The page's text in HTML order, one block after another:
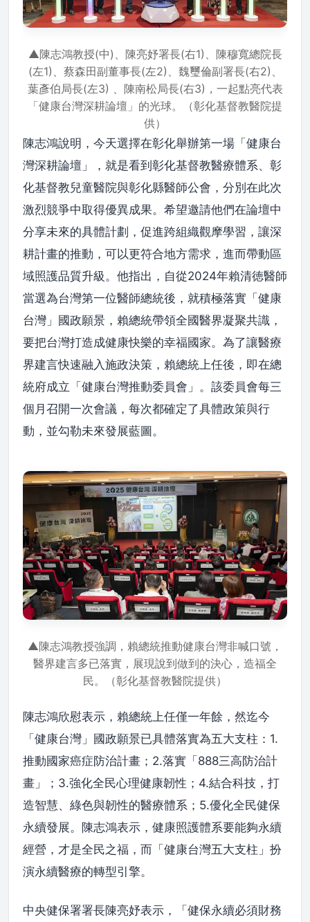
▲陳志鴻教授(中)、陳亮妤署長(右1)、陳穆寬總院長
(左1)、蔡森田副董事長(左2)、魏璽倫副署長(右2)、
葉彥伯局長(左3) 、陳南松局長(右3)，一起點亮代表
「健康台灣深耕論壇」的光球。（彰化基督教醫院提
供）
陳志鴻說明，今天選擇在彰化舉辦第一場「健康台
灣深耕論壇」，就是看到彰化基督教醫療體系、彰
化基督教兒童醫院與彰化縣醫師公會，分別在此次
激烈競爭中取得優異成果。希望邀請他們在論壇中
分享未來的具體計劃，促進跨組織觀摩學習，讓深
耕計畫的推動，可以更符合地方需求，進而帶動區
域照護品質升級。他指出，自從2024年賴清徳醫師
當選為台灣第一位醫師總統後，就積極落實「健康
台灣」國政願景，賴總統帶領全國醫界凝聚共識，
要把台灣打造成健康快樂的幸福國家。為了讓醫療
界建言快速融入施政決策，賴總統上任後，即在總
統府成立「健康台灣推動委員會」。該委員會每三
個月召開一次會議，每次都確定了具體政策與行
動，並勾勒未來發展藍圖。
▲陳志鴻教授強調，賴總統推動健康台灣非喊口號，
醫界建言多已落實，展現說到做到的決心，造福全
民。（彰化基督教醫院提供）
陳志鴻欣慰表示，賴總統上任僅一年餘，然迄今
「健康台灣」國政願景已具體落實為五大支柱：1.
推動國家癌症防治計畫；2.落實「888三高防治計
畫」；3.強化全民心理健康韌性；4.結合科技，打
造智慧、綠色與韌性的醫療體系；5.優化全民健保
永續發展。陳志鴻表示，健康照護體系要能夠永續
經營，才是全民之福，而「健康台灣五大支柱」扮
演永續醫療的轉型引擎。
中央健保署署長陳亮妤表示，「健保永續必須財務